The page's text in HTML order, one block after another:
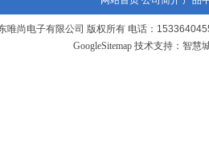
唯尚电子有限公司 版权所有 电话：
GoogleSitemap技术支持： 智慧